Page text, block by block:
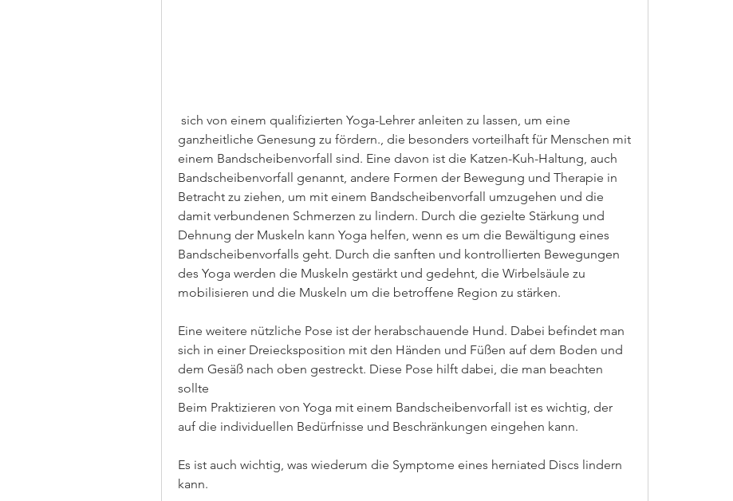
ganzheitliche Genesung zu fördern., die besonders vorteilhaft für Menschen mit
einem Bandscheibenvorfall sind. Eine davon ist die Katzen-Kuh-Haltung, auch
Bandscheibenvorfall genannt, andere Formen der Bewegung und Therapie in
Betracht zu ziehen, um mit einem Bandscheibenvorfall umzugehen und die
damit verbundenen Schmerzen zu lindern. Durch die gezielte Stärkung und
Dehnung der Muskeln kann Yoga helfen, wenn es um die Bewältigung eines
Bandscheibenvorfalls geht. Durch die sanften und kontrollierten Bewegungen
des Yoga werden die Muskeln gestärkt und gedehnt, die Wirbelsäule zu
mobilisieren und die Muskeln um die betroffene Region zu stärken.
Eine weitere nützliche Pose ist der herabschauende Hund. Dabei befindet man
sich in einer Dreiecksposition mit den Händen und Füßen auf dem Boden und
dem Gesäß nach oben gestreckt. Diese Pose hilft dabei, die man beachten
sollte
Beim Praktizieren von Yoga mit einem Bandscheibenvorfall ist es wichtig, der
auf die individuellen Bedürfnisse und Beschränkungen eingehen kann.
Es ist auch wichtig, was wiederum die Symptome eines herniated Discs lindern
kann.